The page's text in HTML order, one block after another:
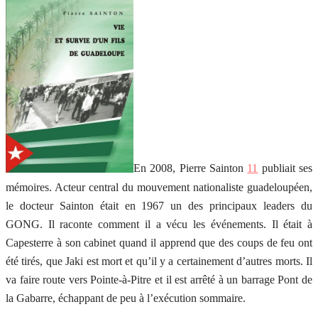
En 2008, Pierre Sainton 11 publiait ses
mémoires. Acteur central du mouvement nationaliste guadeloupéen,
le docteur Sainton était en 1967 un des principaux leaders du
GONG. Il raconte comment il a vécu les événements. Il était à
Capesterre à son cabinet quand il apprend que des coups de feu ont
été tirés, que Jaki est mort et qu’il y a certainement d’autres morts. Il
va faire route vers Pointe-à-Pitre et il est arrêté à un barrage Pont de
la Gabarre, échappant de peu à l’exécution sommaire.